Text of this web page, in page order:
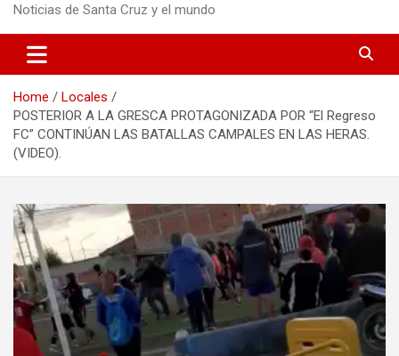
Noticias de Santa Cruz y el mundo
Home
Locales
POSTERIOR A LA GRESCA PROTAGONIZADA POR “El Regreso
FC” CONTINÚAN LAS BATALLAS CAMPALES EN LAS HERAS.
(VIDEO).